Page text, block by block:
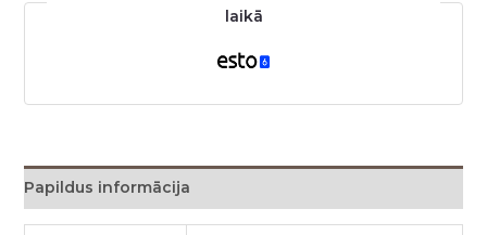
laikā
Papildus informācija